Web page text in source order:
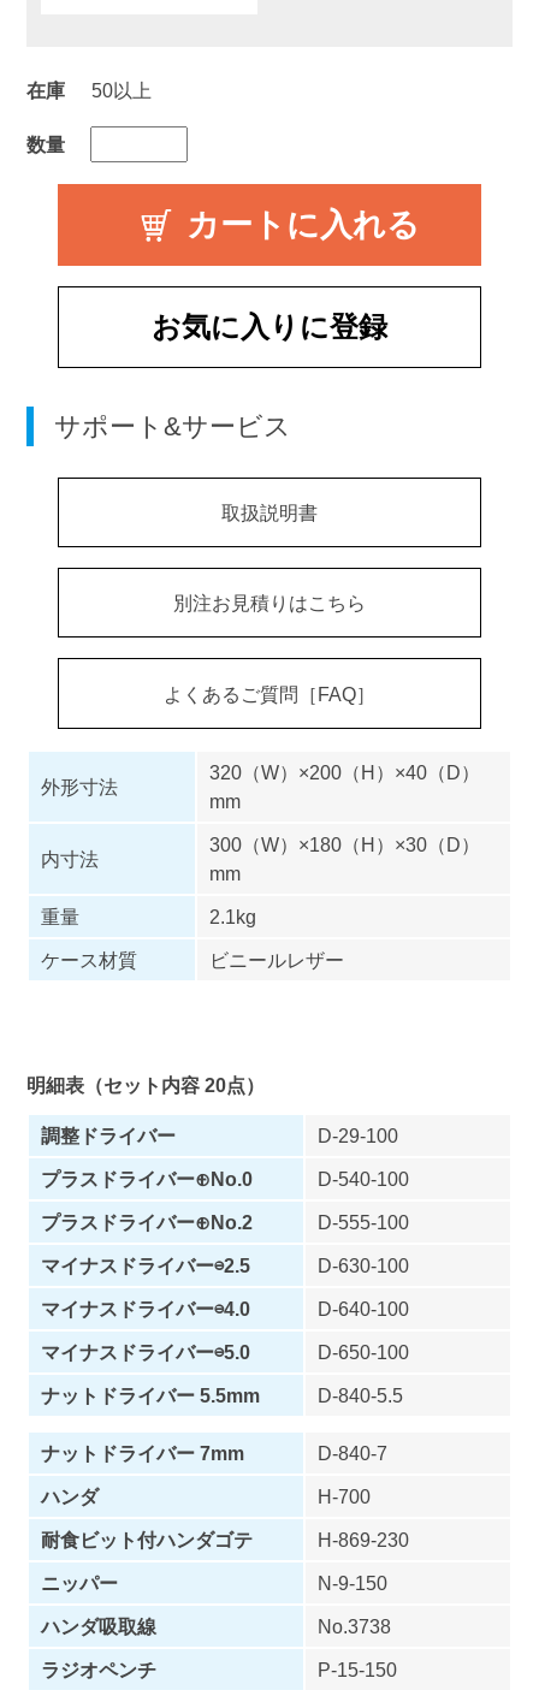
在庫 50以上
数量
お気に入りに登録
サポート&サービス
取扱説明書
別注お見積りはこちら
よくあるご質問［FAQ］
外形寸法
320（W）×200（H）×40（D）
mm
内寸法
300（W）×180（H）×30（D）
mm
重量
2.1kg
ケース材質
ビニールレザー
明細表（セット内容 20点）
調整ドライバー
D-29-100
プラスドライバー⊕No.0
D-540-100
プラスドライバー⊕No.2
D-555-100
マイナスドライバー⊖2.5
D-630-100
マイナスドライバー⊖4.0
D-640-100
マイナスドライバー⊖5.0
D-650-100
ナットドライバー 5.5mm
D-840-5.5
ナットドライバー 7mm
D-840-7
ハンダ
H-700
耐食ビット付ハンダゴテ
H-869-230
ニッパー
N-9-150
ハンダ吸取線
No.3738
ラジオペンチ
P-15-150